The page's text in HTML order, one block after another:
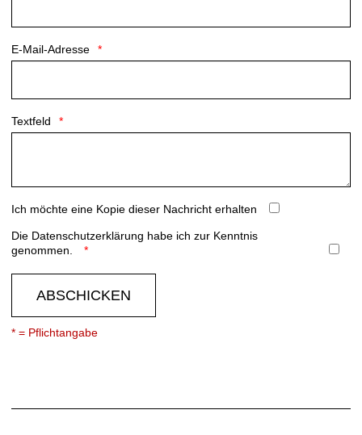
E-Mail-Adresse
Textfeld
Ich möchte eine Kopie dieser Nachricht erhalten
Die Datenschutzerklärung habe ich zur Kenntnis
genommen.
ABSCHICKEN
* = Pflichtangabe